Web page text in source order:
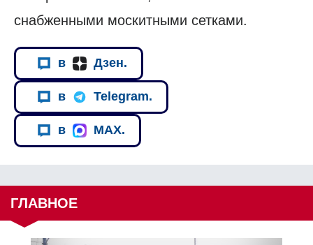
снабженными москитными сетками.
в Дзен.
в Telegram.
в MAX.
ГЛАВНОЕ